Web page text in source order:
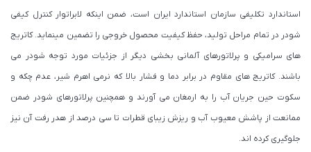
استاندارد تکلیفی سازمان استاندارد ایران است، ضمن اینکه لابراتوار کنترل کیفی
شودر در تمام مراحل تولید، حفظ کیفیت محصول خروجی را تضمین مینماید. کاتریج
های سرامیکی و پرلاتورهای آلمانی بخشی دیگر از جزئیات مورد توجه شودر می
باشند. کاتریج های مقاوم در برابر دما و فشار بالا که نرمی اهرم شیر، عدم چکه و
سکوت حین جریان آب را به ارمغان می آورند و همچنین پرلاتورهای شودر ضمن
ممانعت از پاشش معیوب آب و ریزش زیبای قطرات تا سی درصد از هدر رفت آن نیز
جلوگیری کرده اند.